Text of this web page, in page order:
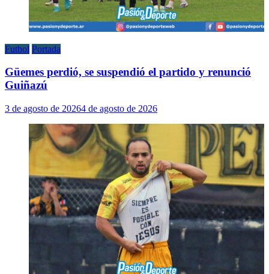
Futbol Portada
Güemes perdió, se suspendió el partido y renunció
Guiñazú
3 de agosto de 20264 de agosto de 2026